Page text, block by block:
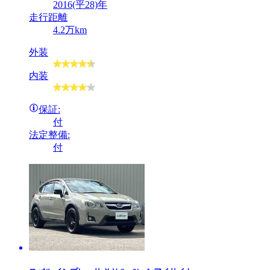
2016(平28)年
走行距離
4.2万km
外装
内装
保証:
付
法定整備:
付